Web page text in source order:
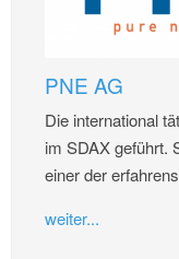
PNE AG
Die international
im SDAX geführt.
einer der
weiter...